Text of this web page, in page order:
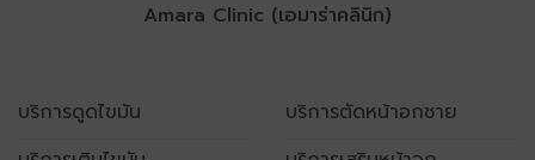
Amara Clinic (เอมาร่าคลินิก)
บริการดูดไขมัน
บริการตัดหน้าอกชาย